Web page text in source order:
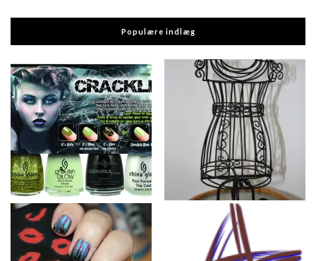
Populære indlæg